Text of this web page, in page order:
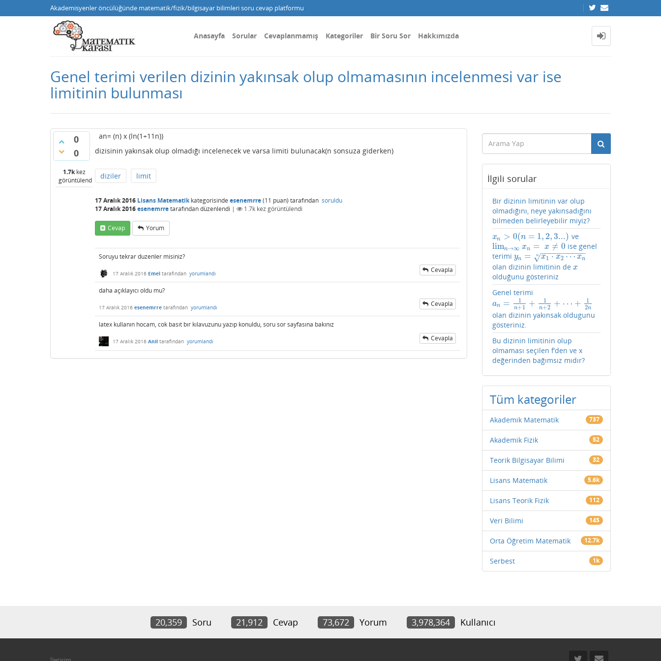
Akademisyenler öncülüğünde matematik/fizik/bilgisayar bilimleri soru cevap platformu
Anasayfa Sorular Cevaplanmamış Kategoriler Bir Soru Sor Hakkımızda
Genel terimi verilen dizinin yakınsak olup olmamasının incelenmesi var ise
limitinin bulunması
0
0
1.7kkez
görüntülendi
an= (n) x (ln(1+11n))
dizisinin yakınsak olup olmadığı incelenecek ve varsa limiti bulunacak(n sonsuza giderken)
diziler limit
17 Aralık 2016 Lisans Matematikkategorisinde esenemrre(11 puan) tarafından soruldu
17 Aralık 2016esenemrretarafındandüzenlendi | 1.7k kez görüntülendi
Cevap Yorum
Soruyu tekrar duzenler misiniz?
17 Aralık 2016 Emel tarafından yorumlandı Cevapla
daha açıklayıcı oldu mu?
17 Aralık 2016 esenemrre tarafından yorumlandı Cevapla
latex kullanın hocam, cok basıt bır kılavuzunu yazıp konuldu, soru sor sayfasına bakınız
17 Aralık 2016 Anil tarafından yorumlandı Cevapla
İlgili sorular
Bir dizinin limitinin var olup
olmadığını, neye yakınsadığını
bilmeden belirleyebilir miyiz?
xn > 0(n = 1, 2,3...)
xn> 0( n=1,2 ,3...) ve
limn→∞ xn = x ≠ 0
limn→∞xn= x≠
ise genel
terimi yn = x1 ⋅ x2 ⋯xn
− −
−−−−−−−−
√
n
yn =x1 ⋅x2⋯xnn
olan dizinin limitinin de x
x
olduğunu gösteriniz
Genel terimi
an = 1
n+1 + 1
n+2 + ⋯ +
1
2n
an =1n +1+1 n+ 2+⋯ +12n
olan dizinin yakınsak oldugunu
gösteriniz.
Bu dizinin limitinin olup
olmaması seçilen f’den ve x
değerinden bağımsız mıdır?
Tüm kategoriler
Akademik Matematik 737
Akademik Fizik 52
Teorik Bilgisayar Bilimi 32
Lisans Matematik 5.6k
Lisans Teorik Fizik 112
Veri Bilimi 145
Orta Öğretim Matematik 12.7k
Serbest 1k
20,359 Soru 21,912 Cevap 73,672 Yorum 3,978,364 Kullanıcı